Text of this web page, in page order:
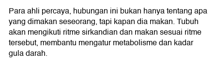
Para ahli percaya, hubungan ini bukan hanya tentang apa
yang dimakan seseorang, tapi kapan dia makan. Tubuh
akan mengikuti ritme sirkandian dan makan sesuai ritme
tersebut, membantu mengatur metabolisme dan kadar
gula darah.